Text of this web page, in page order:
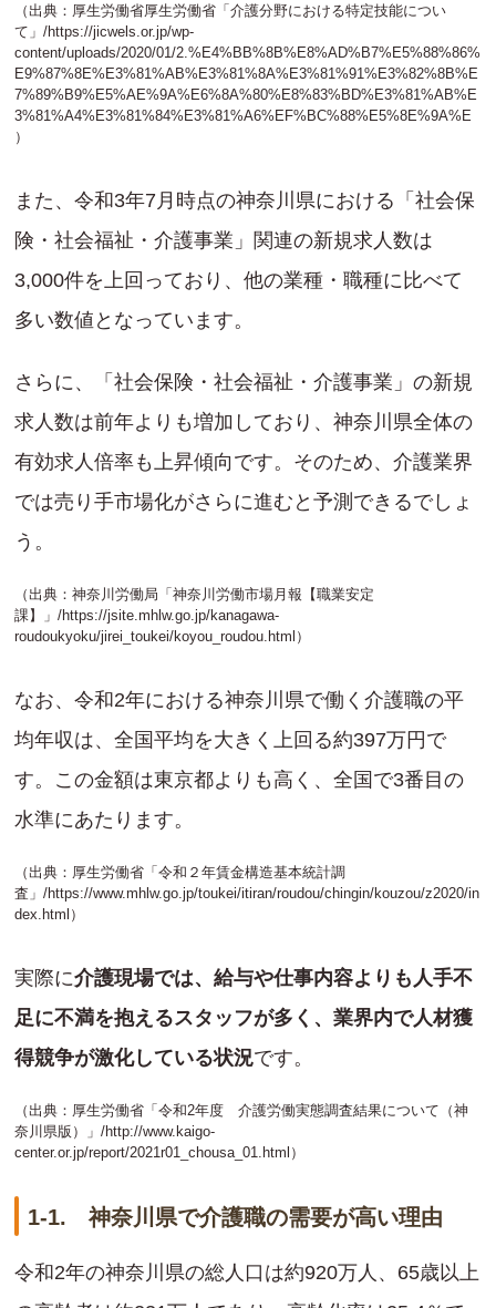
（出典：厚生労働省厚生労働省「介護分野における特定技能につい
て」/https://jicwels.or.jp/wp-
content/uploads/2020/01/2.%E4%BB%8B%E8%AD%B7%E5%88%86%
E9%87%8E%E3%81%AB%E3%81%8A%E3%81%91%E3%82%8B%E
7%89%B9%E5%AE%9A%E6%8A%80%E8%83%BD%E3%81%AB%E
3%81%A4%E3%81%84%E3%81%A6%EF%BC%88%E5%8E%9A%E
）
また、令和3年7月時点の神奈川県における「社会保
険・社会福祉・介護事業」関連の新規求人数は
3,000件を上回っており、他の業種・職種に比べて
多い数値となっています。
さらに、「社会保険・社会福祉・介護事業」の新規
求人数は前年よりも増加しており、神奈川県全体の
有効求人倍率も上昇傾向です。そのため、介護業界
では売り手市場化がさらに進むと予測できるでしょ
う。
（出典：神奈川労働局「神奈川労働市場月報【職業安定
課】」/https://jsite.mhlw.go.jp/kanagawa-
roudoukyoku/jirei_toukei/koyou_roudou.html ）
なお、令和2年における神奈川県で働く介護職の平
均年収は、全国平均を大きく上回る約397万円で
す。この金額は東京都よりも高く、全国で3番目の
水準にあたります。
（出典：厚生労働省「令和２年賃金構造基本統計調
査」/https://www.mhlw.go.jp/toukei/itiran/roudou/chingin/kouzou/z2020/in
dex.html ）
実際に介護現場では、給与や仕事内容よりも人手不
足に不満を抱えるスタッフが多く、業界内で人材獲
得競争が激化している状況です。
（出典：厚生労働省「令和2年度 介護労働実態調査結果について（神
奈川県版）」/http://www.kaigo-
center.or.jp/report/2021r01_chousa_01.html ）
1-1. 神奈川県で介護職の需要が高い理由
令和2年の神奈川県の総人口は約920万人、65歳以上